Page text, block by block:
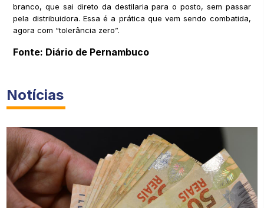
branco, que sai direto da destilaria para o posto, sem passar
pela distribuidora. Essa é a prática que vem sendo combatida,
agora com “tolerância zero”.
Fonte: Diário de Pernambuco
Notícias